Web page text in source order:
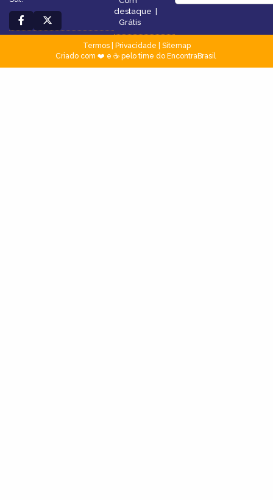
destaque
Grátis
Termos| Privacidade
Sitemap
Criado com ❤️ e ☕ pelo time do EncontraBrasil